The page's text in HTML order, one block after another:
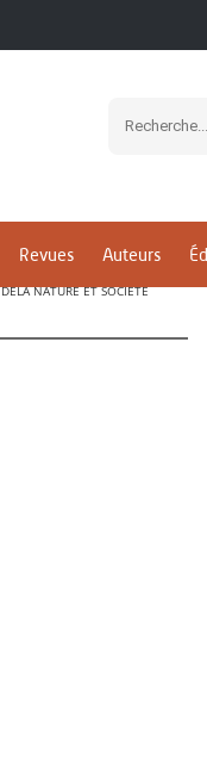
Revues Auteurs
NATURE ET SOCIÉTÉ